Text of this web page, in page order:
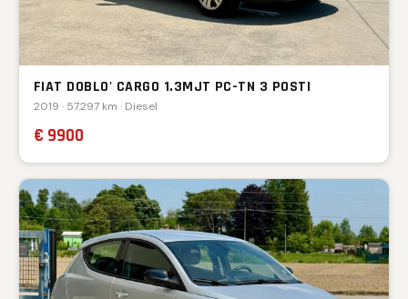
FIAT DOBLO' CARGO 1.3MJT PC-TN 3 POSTI
2019 · 57.297 km · Diesel
€ 9900